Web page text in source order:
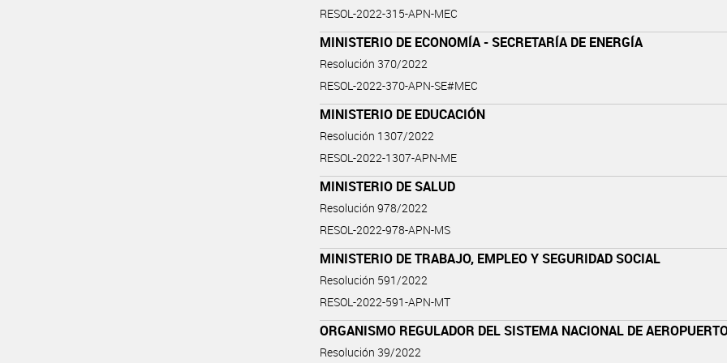
RESOL-2022-315-APN-MEC
MINISTERIO DE ECONOMÍA - SECRETARÍA DE ENERGÍA
Resolución 370/2022
RESOL-2022-370-APN-SE#MEC
MINISTERIO DE EDUCACIÓN
Resolución 1307/2022
RESOL-2022-1307-APN-ME
MINISTERIO DE SALUD
Resolución 978/2022
RESOL-2022-978-APN-MS
MINISTERIO DE TRABAJO, EMPLEO Y SEGURIDAD SOCIAL
Resolución 591/2022
RESOL-2022-591-APN-MT
ORGANISMO REGULADOR DEL SISTEMA NACIONAL DE
Resolución 39/2022